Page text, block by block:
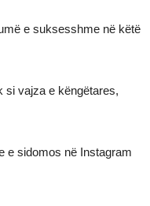
e suksesshme në këtë
si vajza e këngëtares,
e sidomos në Instagram